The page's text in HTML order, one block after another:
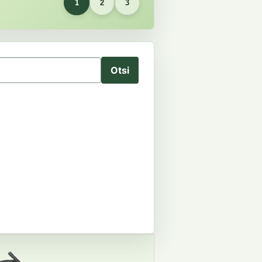
1 2 3